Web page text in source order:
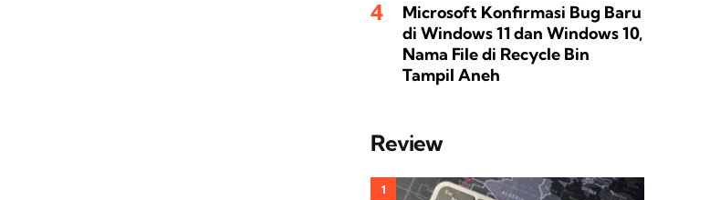
Microsoft Konfirmasi Bug Baru
di Windows 11 dan Windows 10,
Nama File di Recycle Bin
Tampil Aneh
Review